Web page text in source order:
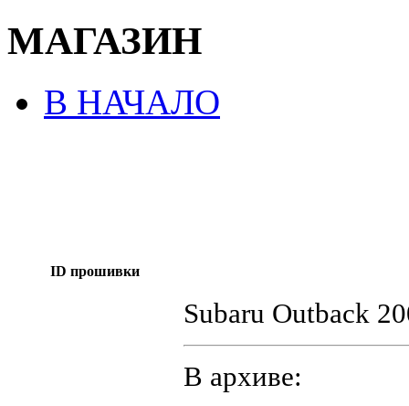
МАГАЗИН
В НАЧАЛО
ID прошивки
Subaru Outback
В архиве: